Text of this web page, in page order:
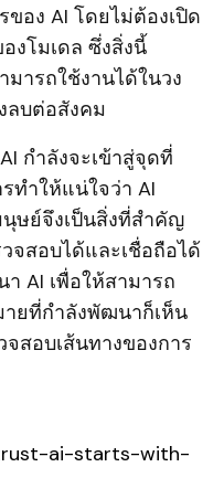
อง AI โดยไม่ต้องเปิด
งโมเดล ซึ่งสิ่งนี้
ารถใช้งานได้ในวง
ลบต่อสังคม
กำลังจะเข้าสู่จุดที่
ทำให้แน่ใจว่า AI
ษย์จึงเป็นสิ่งที่สำคัญ
จสอบได้และเชื่อถือได้
AI เพื่อให้สามารถ
ยที่กำลังพัฒนาก็เห็น
สอบเส้นทางของการ
ai-starts-with-